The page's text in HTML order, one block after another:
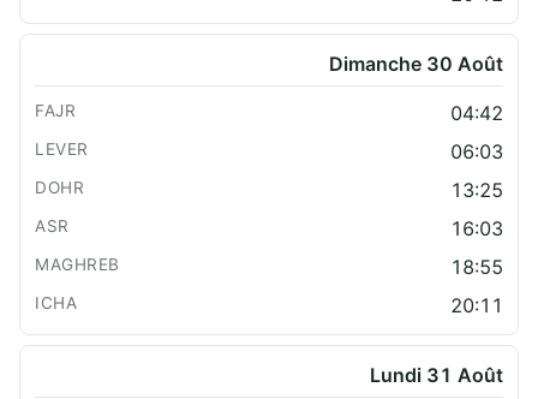
Dimanche 30 Août
04:42
06:03
13:25
16:03
18:55
20:11
Lundi 31 Août